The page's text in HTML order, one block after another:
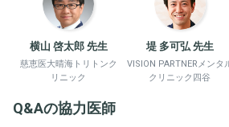
横山 啓太郎 先生
慈恵医大晴海トリトンク
リニック
堤 多可弘 先生
VISION PARTNERメンタ
クリニック四谷
Q&Aの協力医師